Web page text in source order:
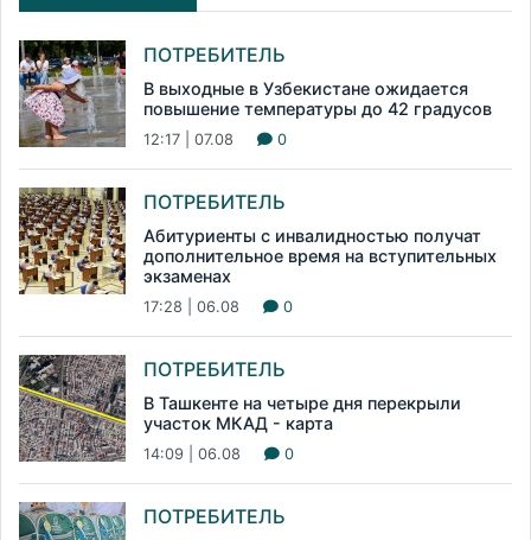
ПОТРЕБИТЕЛЬ
В выходные в Узбекистане ожидается
повышение температуры до 42 градусов
12:17 | 07.08 0
ПОТРЕБИТЕЛЬ
Абитуриенты с инвалидностью получат
дополнительное время на вступительных
экзаменах
17:28 | 06.08 0
ПОТРЕБИТЕЛЬ
В Ташкенте на четыре дня перекрыли
участок МКАД - карта
14:09 | 06.08 0
ПОТРЕБИТЕЛЬ